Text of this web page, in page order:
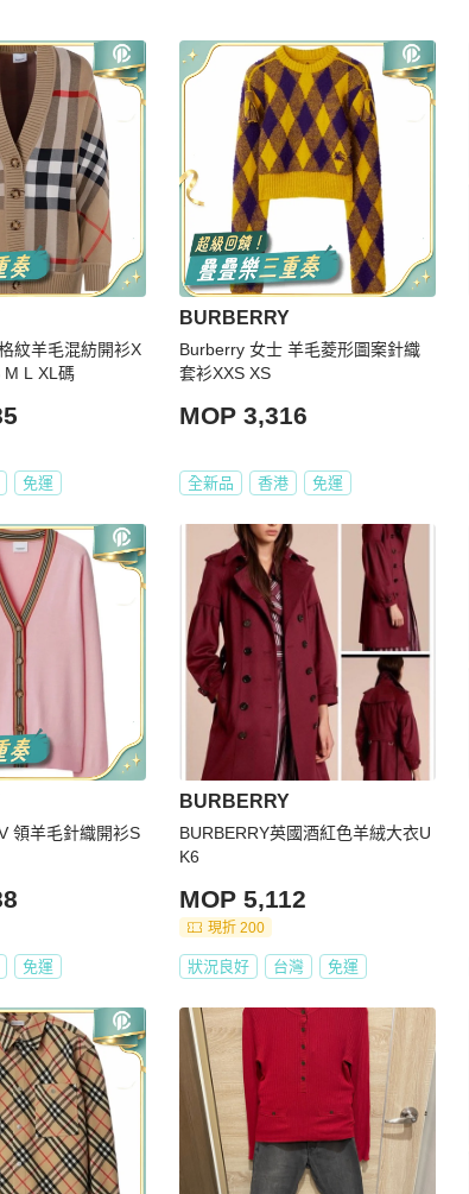
紋羊毛混紡開衫X
M L XL碼
免運
BURBERRY
Burberry 女士 羊毛菱形圖案針織
套衫XXS XS
MOP 3,316
全新品 香港 免運
領羊毛針織開衫S
免運
BURBERRY
BURBERRY英國酒紅色羊絨大衣U
K6
MOP 5,112
現折 200
狀況良好 台灣 免運